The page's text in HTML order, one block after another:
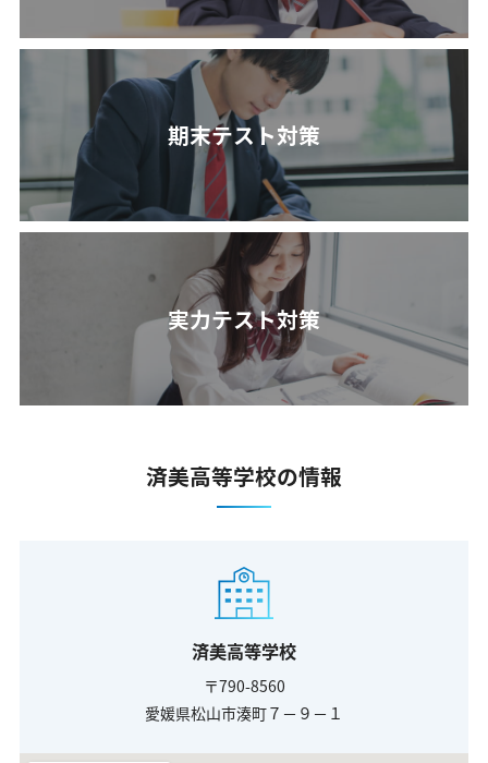
期末テスト対策
実力テスト対策
済美高等学校の情報
済美高等学校
〒790-8560
愛媛県松山市湊町７－９－１